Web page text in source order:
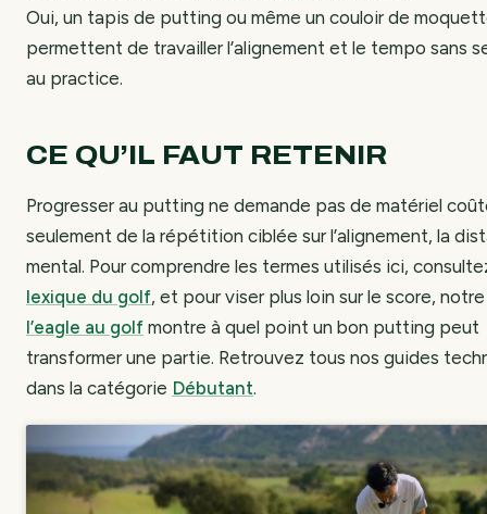
Oui, un tapis de putting ou même un couloir de
permettent de travailler l’alignement et le tempo sans
au practice.
CE QU’IL FAUT RETENIR
Progresser au putting ne demande pas de matériel
seulement de la répétition ciblée sur l’alignement, la
mental. Pour comprendre les termes utilisés ici,
lexique du golf, et pour viser plus loin sur le score,
l’eagle au golf montre à quel point un bon putting peut
transformer une partie. Retrouvez tous nos guides
dans la catégorie Débutant.